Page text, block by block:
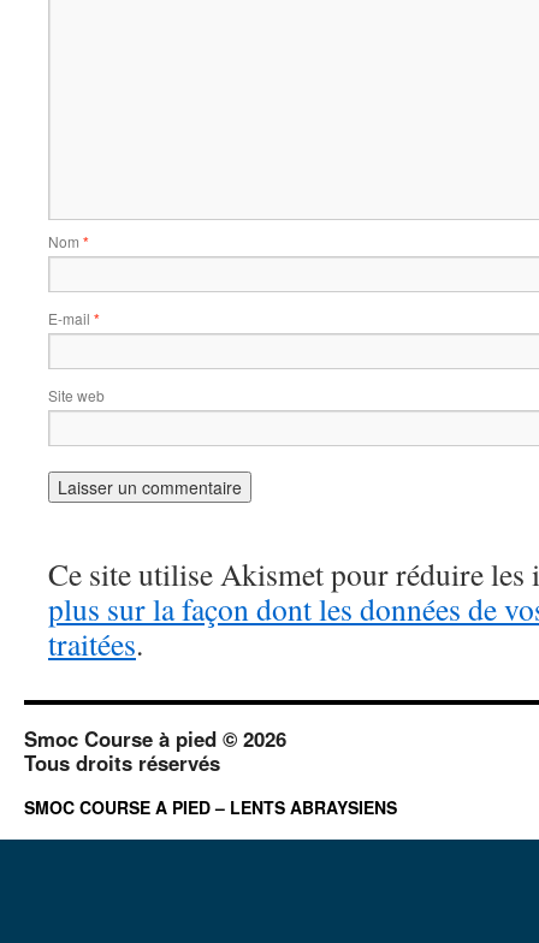
Nom *
E-mail *
Site web
Ce site utilise Akismet pour réduire les
plus sur la façon dont les données de
traitées.
Smoc Course à pied © 2026
Tous droits réservés
SMOC COURSE A PIED – LENTS ABRAYSIENS